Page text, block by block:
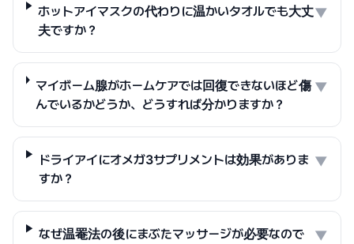
ホットアイマスクの代わりに温かいタオルでも大丈
夫ですか？
▼
マイボーム腺がホームケアでは回復できないほど傷
んでいるかどうか、どうすれば分かりますか？
▼
ドライアイにオメガ3サプリメントは効果がありま
すか？
▼
なぜ温罨法の後にまぶたマッサージが必要なので
▼